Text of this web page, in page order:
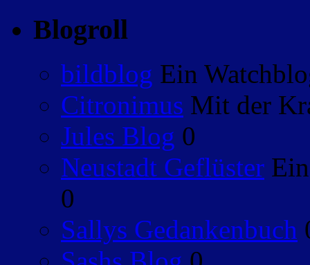
Blogroll
bildblog Ein
Citronimus Mit der
Jules Blog 0
Neustadt Geflüster
0
Sallys Gedankenbuch